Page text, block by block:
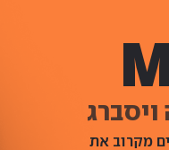
ויסברג
מקרוב את